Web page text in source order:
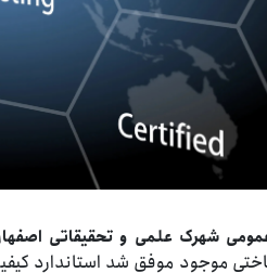
شهرک علمی و تحقیقاتی